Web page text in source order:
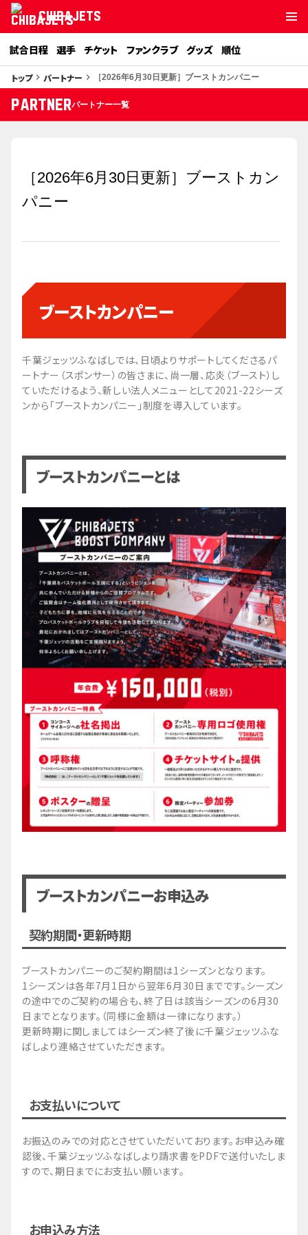
CHIBAJETS
試合日程 選手 チケット ファンクラブ グッズ 順位
トップkeyboard_arrow_right パートナー keyboard_arrow_right ［2026年6月30日更新］ブーストカンパニー
partnerパートナー一覧
［2026年6月30日更新］ブーストカン
パニー
ブーストカンパニー
千葉ジェッツふなばしでは、日頃よりサポートしてくださるパ
ートナー（スポンサー）の皆さまに、尚一層、応炎（ブースト）し
ていただけるよう、新しい法人メニューとして2021-22シーズ
ンから「ブーストカンパニー」制度を導入しています。
ブーストカンパニーとは
ブーストカンパニーお申込み
契約期間・更新時期
ブーストカンパニーのご契約期間は1シーズンとなります。
1シーズンは各年7月1日から翌年6月30日までです。シーズン
の途中でのご契約の場合も、終了日は該当シーズンの6月30
日までとなります。（同様に金額は一律になります。）
更新時期に関しましてはシーズン終了後に千葉ジェッツふな
ばしより連絡させていただきます。
お支払いについて
お振込のみでの対応とさせていただいております。お申込み確
認後、千葉ジェッツふなばしより請求書をPDFで送付いたしま
すので、期日までにお支払い願います。
お申込み方法